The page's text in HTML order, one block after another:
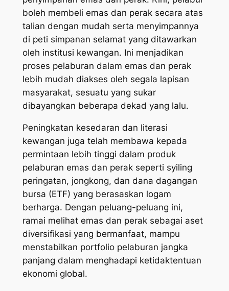
boleh membeli emas dan perak secara atas
talian dengan mudah serta menyimpannya
di peti simpanan selamat yang ditawarkan
oleh institusi kewangan. Ini menjadikan
proses pelaburan dalam emas dan perak
lebih mudah diakses oleh segala lapisan
masyarakat, sesuatu yang sukar
dibayangkan beberapa dekad yang lalu.
Peningkatan kesedaran dan literasi
kewangan juga telah membawa kepada
permintaan lebih tinggi dalam produk
pelaburan emas dan perak seperti syiling
peringatan, jongkong, dan dana dagangan
bursa (ETF) yang berasaskan logam
berharga. Dengan peluang-peluang ini,
ramai melihat emas dan perak sebagai aset
diversifikasi yang bermanfaat, mampu
menstabilkan portfolio pelaburan jangka
panjang dalam menghadapi ketidaktentuan
ekonomi global.